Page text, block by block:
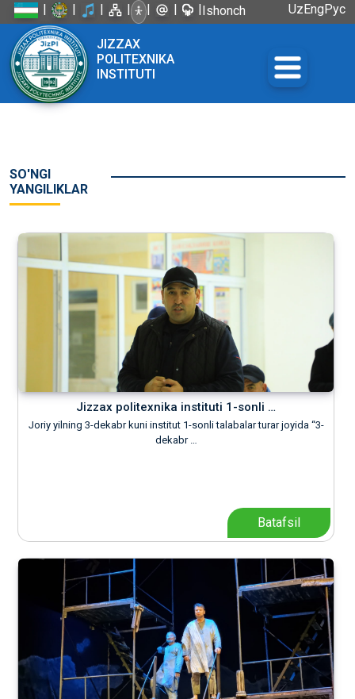
| | | | | | |Ishonch
UzEngРус
JIZZAX
POLITEXNIKA
INSTITUTI
SO'NGI
YANGILIKLAR
Jizzax politexnika instituti 1-sonli …
Joriy yilning 3-dekabr kuni institut 1-sonli talabalar turar joyida “3-
dekabr …
Batafsil